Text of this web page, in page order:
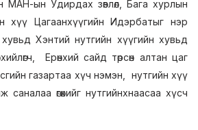
МАН-ын Удирдах зөвлөл, Бага хурлын
хүү Цагаанхүүгийн Идэрбатыг нэр
Хэнтий нутгийн хүүгийн хувьд
Ерөнхий сайд төрсөн алтан цаг
газартаа хүч нэмэн, нутгийн хүү
өгөхийг нутгийнхнаасаа хүсч